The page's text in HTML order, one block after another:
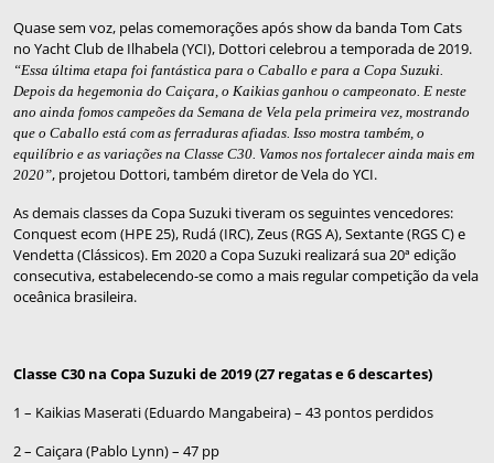
Quase sem voz, pelas comemorações após show da banda Tom Cats
no Yacht Club de Ilhabela (YCI), Dottori celebrou a temporada de 2019.
“Essa última etapa foi fantástica para o Caballo e para a Copa Suzuki.
Depois da hegemonia do Caiçara, o Kaikias ganhou o campeonato. E neste
ano ainda fomos campeões da Semana de Vela pela primeira vez, mostrando
que o Caballo está com as ferraduras afiadas. Isso mostra também, o
equilíbrio e as variações na Classe C30. Vamos nos fortalecer ainda mais em
2020”, projetou Dottori, também diretor de Vela do YCI.
As demais classes da Copa Suzuki tiveram os seguintes vencedores:
Conquest ecom (HPE 25), Rudá (IRC), Zeus (RGS A), Sextante (RGS C) e
Vendetta (Clássicos). Em 2020 a Copa Suzuki realizará sua 20ª edição
consecutiva, estabelecendo-se como a mais regular competição da vela
oceânica brasileira.
Classe C30 na Copa Suzuki de 2019 (27 regatas e 6 descartes)
1 – Kaikias Maserati (Eduardo Mangabeira) – 43 pontos perdidos
2 – Caiçara (Pablo Lynn) – 47 pp